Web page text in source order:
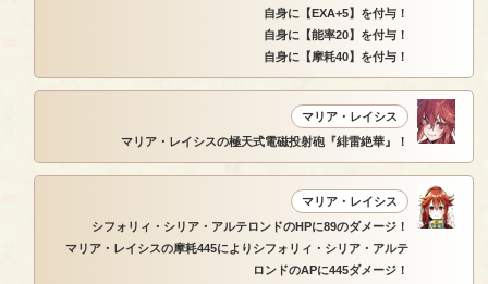
自身に【EXA+5】を付与！
自身に【能率20】を付与！
自身に【摩耗40】を付与！
マリア・レイシス
マリア・レイシスの極天式電磁投射砲『緋雷絶華』！
マリア・レイシス
シフォリィ・シリア・アルテロンドのHPに89のダメージ！
マリア・レイシスの摩耗445によりシフォリィ・シリア・アルテ
ロンドのAPに445ダメージ！